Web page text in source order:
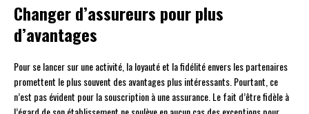
Changer d’assureurs pour plus
d’avantages
Pour se lancer sur une activité, la loyauté et la fidélité envers les partenaires
promettent le plus souvent des avantages plus intéressants. Pourtant, ce
n’est pas évident pour la souscription à une assurance. Le fait d’être fidèle à